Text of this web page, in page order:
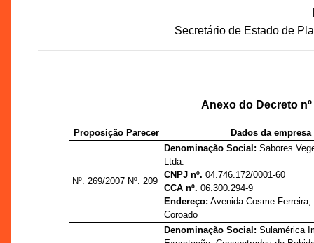
Secretário de Estado de
Anexo do Decreto
Proposição Parecer Dados da empresa
Nº. 269/2007 Nº. 209
Denominação Social: Sabores
Ltda.
CNPJ nº.04.746.172/0001-60
CCA nº.06.300.294-9
Endereço: Avenida Cosme Ferreira,
Coroado
Denominação Social: Sulamérica